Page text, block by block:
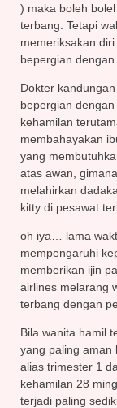
) maka boleh
terbang. Tetapi
memeriksakan
bepergian dengan
Dokter
bepergian
kehamilan
membahayakan
yang
atas awan,
melahirkan
kitty di pesawat
oh iya… lama
mempengaruhi
memberikan ijin
airlines melarang
terbang dengan
Bila wanita hamil
yang paling aman
alias trimester 1
kehamilan 28
terjadi paling